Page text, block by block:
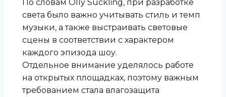
По словам Olly Suckling, при разработке
света было важно учитывать стиль и темп
музыки, а также выстраивать световые
сцены в соответствии с характером
каждого эпизода шоу.
Отдельное внимание уделялось работе
на открытых площадках, поэтому важным
требованием стала влагозащита